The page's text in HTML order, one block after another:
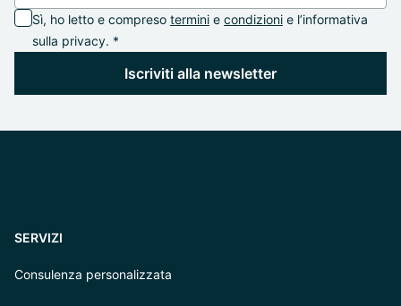
Sì, ho letto e compreso termini e condizioni e l’informativa
sulla privacy. *
Iscriviti alla newsletter
SERVIZI
Consulenza personalizzata